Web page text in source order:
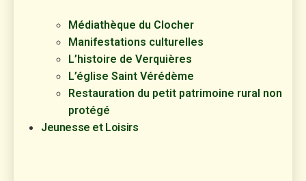
Médiathèque du Clocher
Manifestations culturelles
L’histoire de Verquières
L’église Saint Vérédème
Restauration du petit patrimoine rural non
protégé
Jeunesse et Loisirs